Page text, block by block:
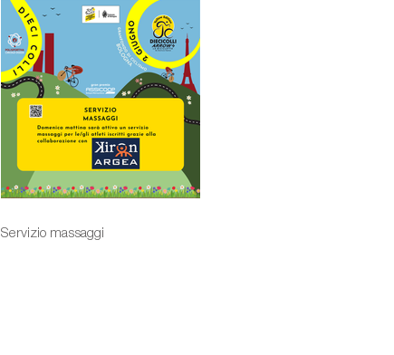
Servizio massaggi